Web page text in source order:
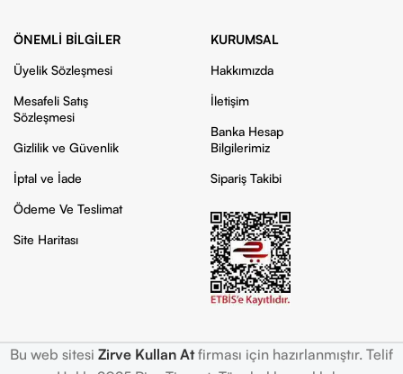
ÖNEMLI BILGILER
Üyelik Sözleşmesi
Mesafeli Satış
Sözleşmesi
Gizlilik ve Güvenlik
İptal ve İade
Ödeme Ve Teslimat
Site Haritası
KURUMSAL
Hakkımızda
İletişim
Banka Hesap
Bilgilerimiz
Sipariş Takibi
Bu web sitesi Zirve Kullan Atfirması için hazırlanmıştır. Telif